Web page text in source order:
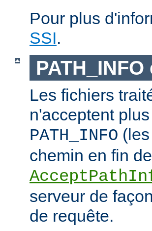
Pour plus
SSI.
PATH_INFO
Les fichiers
n'acceptent
PATH_INFO
chemin en fin
serveur de
de requête.